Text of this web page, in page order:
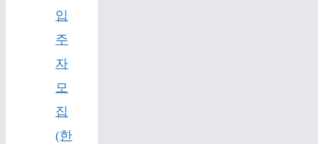
입
주
자
모
집
(한